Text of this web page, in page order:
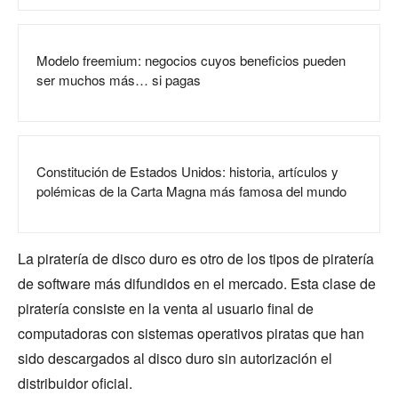
Modelo freemium: negocios cuyos beneficios pueden
ser muchos más… si pagas
Constitución de Estados Unidos: historia, artículos y
polémicas de la Carta Magna más famosa del mundo
La piratería de disco duro es otro de los tipos de piratería
de software más difundidos en el mercado. Esta clase de
piratería consiste en la venta al usuario final de
computadoras con sistemas operativos piratas que han
sido descargados al disco duro sin autorización el
distribuidor oficial.